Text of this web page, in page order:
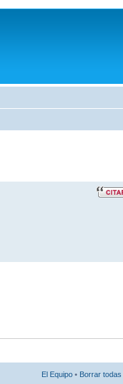
El Equipo • Borrar